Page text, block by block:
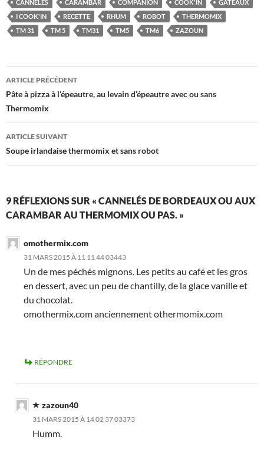
CANNELÉS
CARAMBAR COMPANION COOK'IN
GATEAUX
I COOK'IN
RECETTE RHUM ROBOT
THERMOMIX
TM 31
TM 5 TM31 TM5 TM6 ZAZOUN
Navigation
des
articles
ARTICLE PRÉCÉDENT
Pâte à pizza à l’épeautre, au levain d’épeautre avec ou sans
Thermomix
ARTICLE SUIVANT
Soupe irlandaise thermomix et sans robot
9 RÉFLEXIONS SUR « CANNELÉS DE BORDEAUX OU AUX
CARAMBAR AU THERMOMIX OU PAS. »
omothermix.com
31 MARS 2015 À 11 11 44 03443
Un de mes péchés mignons. Les petits au café et les gros
en dessert, avec un peu de chantilly, de la glace vanille et
du chocolat.
omothermix.com anciennement othermomix.com
RÉPONDRE
zazoun40
31 MARS 2015 À 14 02 37 03373
Humm.